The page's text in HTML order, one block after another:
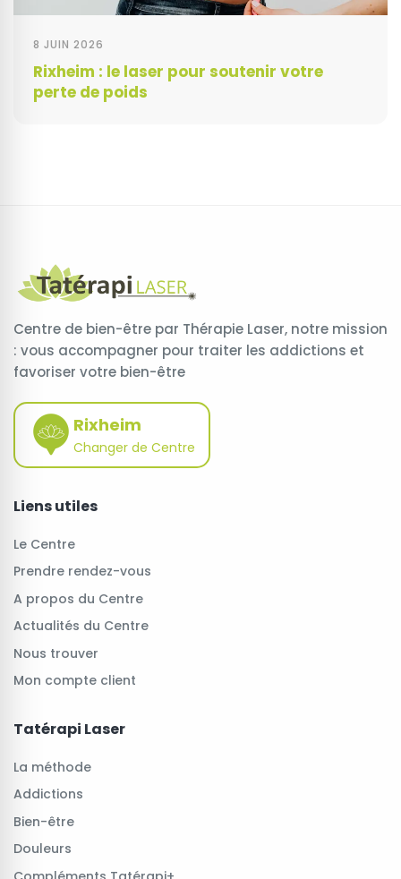
8 JUIN 2026
Rixheim : le laser pour soutenir votre
perte de poids
Centre de bien-être par Thérapie Laser, notre mission
: vous accompagner pour traiter les addictions et
favoriser votre bien-être
Rixheim
Changer de Centre
Liens utiles
Le Centre
Prendre rendez-vous
A propos du Centre
Actualités du Centre
Nous trouver
Mon compte client
Tatérapi Laser
La méthode
Addictions
Bien-être
Douleurs